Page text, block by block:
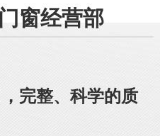
窗经营部
完整、科学的质